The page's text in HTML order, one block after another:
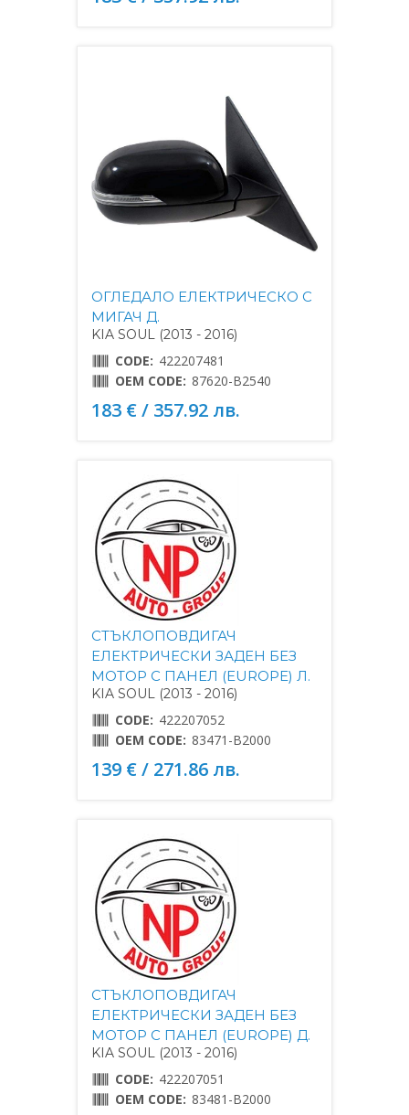
ОГЛЕДАЛО ЕЛЕКТРИЧЕСКО С
МИГАЧ Д.
KIA SOUL (2013 - 2016)
CODE: 422207481
OEM CODE: 87620-B2540
183 € / 357.92 лв.
СТЪКЛОПОВДИГАЧ
ЕЛЕКТРИЧЕСКИ ЗАДЕН БЕЗ
МОТОР С ПАНЕЛ (EUROPE) Л.
KIA SOUL (2013 - 2016)
CODE: 422207052
OEM CODE: 83471-B2000
139 € / 271.86 лв.
СТЪКЛОПОВДИГАЧ
ЕЛЕКТРИЧЕСКИ ЗАДЕН БЕЗ
МОТОР С ПАНЕЛ (EUROPE) Д.
KIA SOUL (2013 - 2016)
CODE: 422207051
OEM CODE: 83481-B2000